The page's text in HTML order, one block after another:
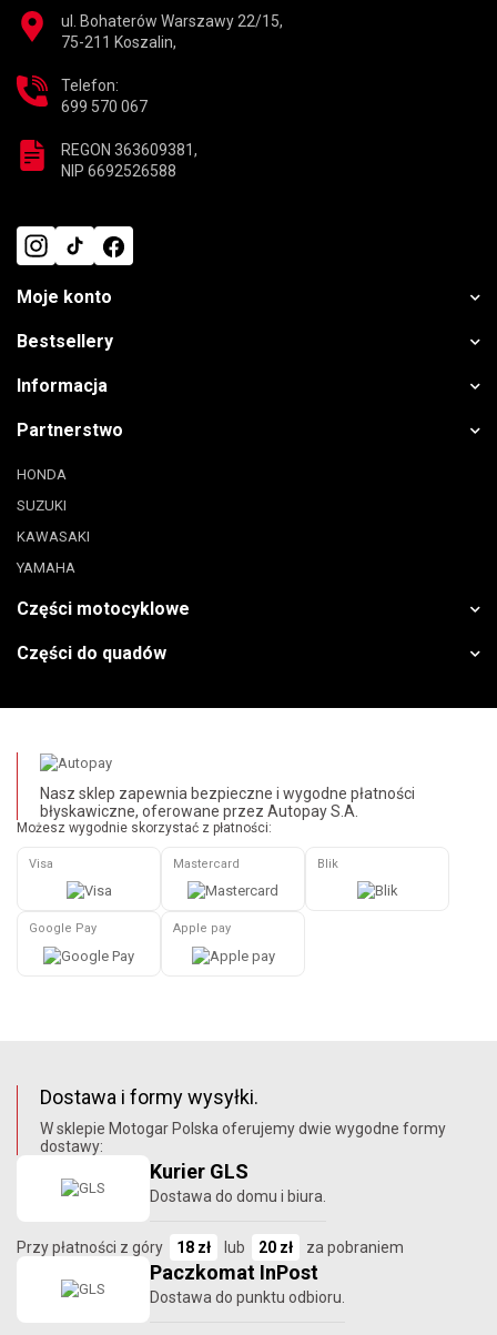
ul. Bohaterów Warszawy 22/15,
75-211 Koszalin,
Telefon:
699 570 067
REGON 363609381,
NIP 6692526588
Moje konto
Bestsellery
Informacja
Partnerstwo
HONDA
SUZUKI
KAWASAKI
YAMAHA
Części motocyklowe
Części do quadów
Nasz sklep zapewnia bezpieczne i wygodne płatności
błyskawiczne, oferowane przez Autopay S.A.
Możesz wygodnie skorzystać z płatności:
Visa Mastercard Blik
Google Pay Apple pay
Dostawa i formy wysyłki.
W sklepie Motogar Polska oferujemy dwie wygodne formy
dostawy:
Kurier GLS
Dostawa do domu i biura.
Przy płatności z góry 18 zł lub 20 zł za pobraniem
Paczkomat InPost
Dostawa do punktu odbioru.